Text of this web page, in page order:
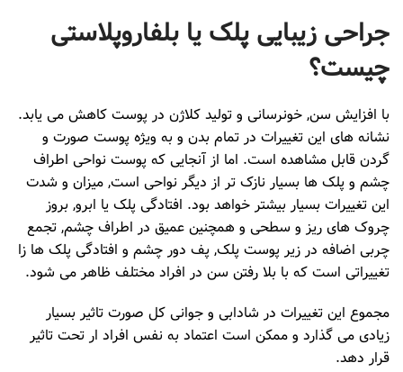
جراحی زیبایی پلک یا بلفاروپلاستی
چیست؟
با افزایش سن, خونرسانی و تولید کلاژن در پوست کاهش می یابد.
نشانه های این تغییرات در تمام بدن و به ویژه پوست صورت و
گردن قابل مشاهده است. اما از آنجایی که پوست نواحی اطراف
چشم و پلک ها بسیار نازک تر از دیگر نواحی است, میزان و شدت
این تغییرات بسیار بیشتر خواهد بود. افتادگی پلک یا ابرو, بروز
چروک های ریز و سطحی و همچنین عمیق در اطراف چشم, تجمع
چربی اضافه در زیر پوست پلک, پف دور چشم و افتادگی پلک ها زا
تغییراتی است که با بلا رفتن سن در افراد مختلف ظاهر می شود.
مجموع این تغییرات در شادابی و جوانی کل صورت تاثیر بسیار
زیادی می گذارد و ممکن است اعتماد به نفس افراد ار تحت تاثیر
قرار دهد.